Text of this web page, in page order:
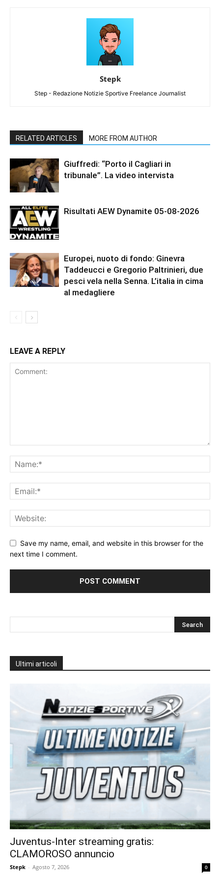
Stepk
Step - Redazione Notizie Sportive Freelance Journalist
RELATED ARTICLES MORE FROM AUTHOR
Giuffredi: “Porto il Cagliari in
tribunale”. La video intervista
Risultati AEW Dynamite 05-08-2026
Europei, nuoto di fondo: Ginevra
Taddeucci e Gregorio Paltrinieri, due
pesci vela nella Senna. L’italia in cima
al medagliere
LEAVE A REPLY
Save my name, email, and website in this browser for the
next time I comment.
Ultimi articoli
Juventus-Inter streaming gratis:
CLAMOROSO annuncio
Stepk - Agosto 7, 2026 0